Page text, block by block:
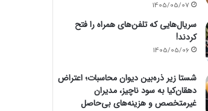
1405/05/07
سریال‌هایی که تلفن‌های همراه را فتح
کردند!
1405/05/06
شستا زیر ذره‌بین دیوان محاسبات؛ اعتراض
دهقان‌کیا به سود ناچیز، مدیران
غیرمتخصص و هزینه‌های بی‌حاصل